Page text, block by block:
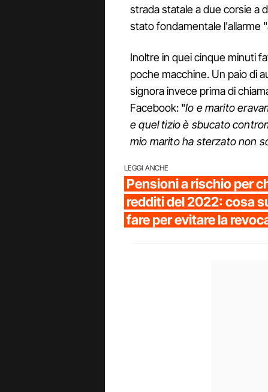
strada statale a due corsie a
stato fondamentale l'allarme
Inoltre in quei cinque minuti
poche macchine. Un paio di
signora invece prima di
Facebook: "Io e marito
e quel tizio è sbucato
mio marito ha sterzato non
LEGGI ANCHE
Pensioni a rischio per
redditi del 2022: cosa
fare per evitare la